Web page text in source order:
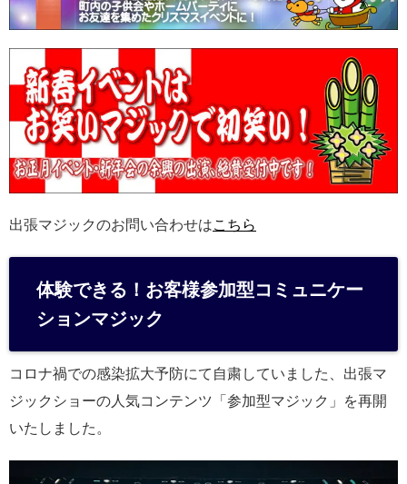
出張マジックのお問い合わせはこちら
体験できる！お客様参加型コミュニケー
ションマジック
コロナ禍での感染拡大予防にて自粛していました、出張マ
ジックショーの人気コンテンツ「参加型マジック」を再開
いたしました。